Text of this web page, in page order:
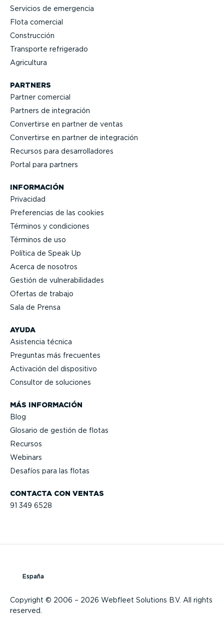
Servicios de emergencia
Flota comercial
Construcción
Transporte refrigerado
Agricultura
CONTACTA CON VENTAS
91 349 6528
AYUDA
Asistencia técnica
Preguntas más frecuentes
Activación del dispositivo
Consultor de soluciones
MÁS INFORMACIÓN
Blog
Glosario de gestión de flotas
Recursos
Webinars
Desafíos para las flotas
PARTNERS
Partner comercial
Partners de integración
Convertirse en partner de ventas
Convertirse en partner de integración
Recursos para desarro­lla­dores
Portal para partners
INFORMACIÓN
Privacidad
Prefe­rencias de las cookies
Términos y condiciones
Términos de uso
Política de Speak Up
Acerca de nosotros
Gestión de vulne­ra­bi­li­dades
Ofertas de trabajo
Sala de Prensa
Copyright © 2006 – 2026 Webfleet Solutions B.V. All rights
reserved.
España